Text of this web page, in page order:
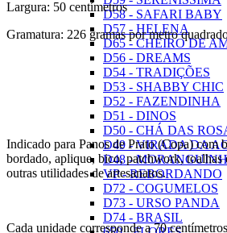
D58 - SAFARI BABY
D57 - HELENA
D65 - CHEIRO DE
D56 - DREAMS
D54 - TRADIÇÕES
D53 - SHABBY CHIC
D52 - FAZENDINHA
D51 - DINOS
D50 - CHÁ DAS
D49 - VIRADA DA
D48 -
VP - REBORDANDO
D72 - COGUMELOS
D73 - URSO PANDA
D74 - BRASIL
Largura: 50 centímetros
Gramatura: 226 gramas por metro
Indicado para Panos de Prato (Copa) com
bordado, aplique, bico, patchwork, toalhas
outras utilidades de artesanatos.
Cada unidade corresponde a 70